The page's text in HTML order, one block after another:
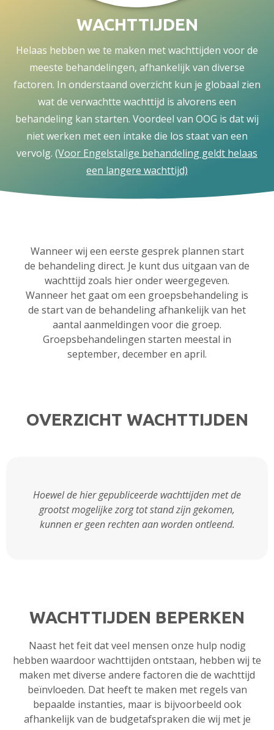
WACHTTIJDEN
Helaas hebben we te maken met wachttijden voor de
meeste behandelingen, afhankelijk van diverse
factoren. In onderstaand overzicht kun je globaal zien
wat de verwachtte wachttijd is alvorens een
behandeling kan starten. Voordeel van OOG is dat wij
niet werken met een intake die los staat van een
vervolg. (Voor Engelstalige behandeling geldt helaas
een langere wachttijd)
Wanneer wij een eerste gesprek plannen start
de behandeling direct. Je kunt dus uitgaan van de
wachttijd zoals hier onder weergegeven.
Wanneer het gaat om een groepsbehandeling is
de start van de behandeling afhankelijk van het
aantal aanmeldingen voor die groep.
Groepsbehandelingen starten meestal in
september, december en april.
OVERZICHT WACHTTIJDEN
Hoewel de hier gepubliceerde wachttijden met de
grootst mogelijke zorg tot stand zijn gekomen,
kunnen er geen rechten aan worden ontleend.
WACHTTIJDEN BEPERKEN
Naast het feit dat veel mensen onze hulp nodig
hebben waardoor wachttijden ontstaan, hebben wij te
maken met diverse andere factoren die de wachttijd
beïnvloeden. Dat heeft te maken met regels van
bepaalde instanties, maar is bijvoorbeeld ook
afhankelijk van de budgetafspraken die wij met je